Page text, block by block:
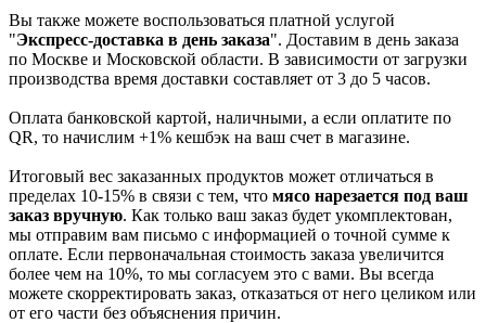
Вы также можете воспользоваться платной услугой
"Экспресс-доставка в день заказа". Доставим в день заказа
по Москве и Московской области. В зависимости от загрузки
производства время доставки составляет от 3 до 5 часов.
Оплата банковской картой, наличными, а если оплатите по
QR, то начислим +1% кешбэк на ваш счет в магазине.
Итоговый вес заказанных продуктов может отличаться в
пределах 10-15% в связи с тем, что мясо нарезается под ваш
заказ вручную. Как только ваш заказ будет укомплектован,
мы отправим вам письмо с информацией о точной сумме к
оплате. Если первоначальная стоимость заказа увеличится
более чем на 10%, то мы согласуем это с вами. Вы всегда
можете скорректировать заказ, отказаться от него целиком или
от его части без объяснения причин.